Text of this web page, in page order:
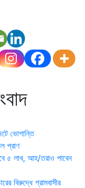
ভোগান্তি
প্রাণ
৫ লাখ, আহ/তরাও পাবেন
বিরুদ্ধে গ্রামবাসীর